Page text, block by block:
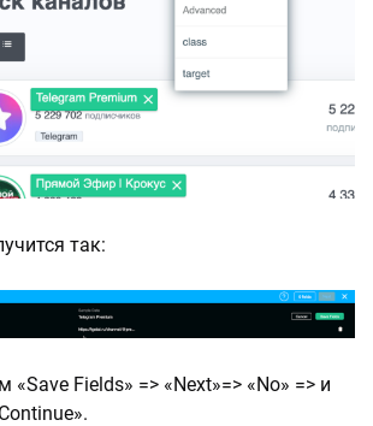
так:
Fields» => «Next»=> «No» => и